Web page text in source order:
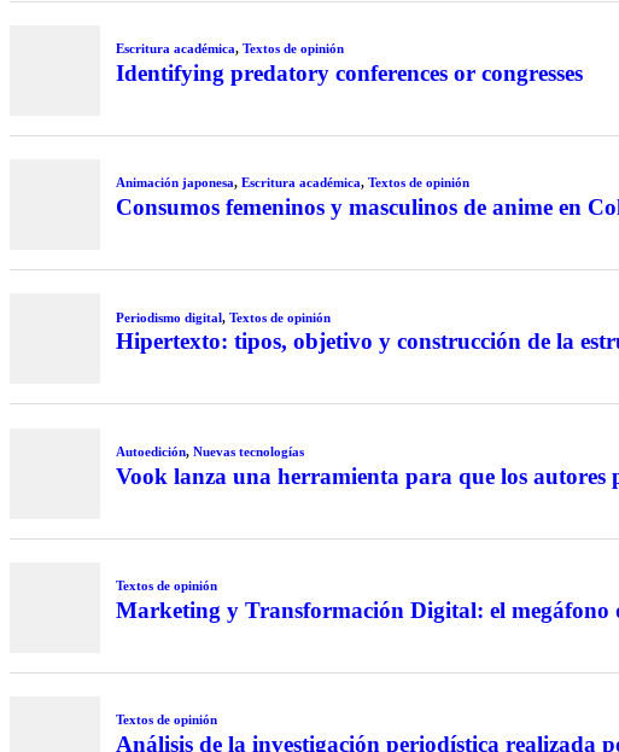
Escritura académica, Textos de opinión
Identifying predatory conferences or congresses
Animación japonesa, Escritura académica, Textos de opinión
Consumos femeninos y masculinos de anime en
Periodismo digital, Textos de opinión
Hipertexto: tipos, objetivo y construcción de la
Autoedición, Nuevas tecnologías
Vook lanza una herramienta para que los autores
Textos de opinión
Marketing y Transformación Digital: el megáfono
Textos de opinión
Análisis de la investigación periodística